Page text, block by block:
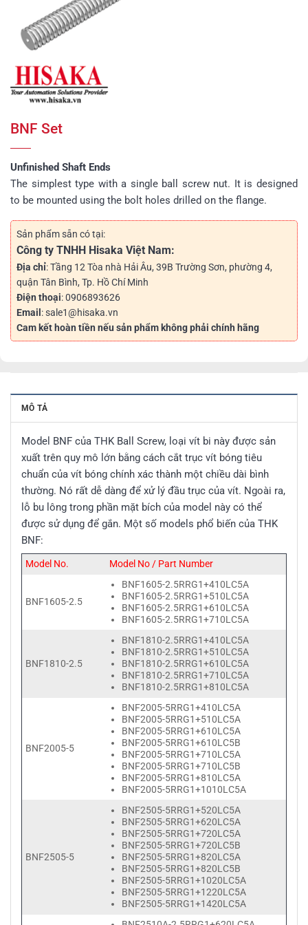
BNF Set
Unfinished Shaft Ends
The simplest type with a single ball screw nut. It is designed
to be mounted using the bolt holes drilled on the flange.
Sản phẩm sẵn có tại:
Công ty TNHH Hisaka Việt Nam:
Địa chỉ: Tầng 12 Tòa nhà Hải Âu, 39B Trường Sơn, phường 4,
quận Tân Bình, Tp. Hồ Chí Minh
Điện thoại: 0906893626
Email : sale1@hisaka.vn
Cam kết hoàn tiền nếu sản phẩm không phải chính hãng
MÔ TẢ
Model BNF của THK Ball Screw, loại vít bi này được sản
xuất trên quy mô lớn bằng cách cắt trục vít bóng tiêu
chuẩn của vít bóng chính xác thành một chiều dài bình
thường. Nó rất dễ dàng để xử lý đầu trục của vít. Ngoài ra,
lỗ bu lông trong phần mặt bích của model này có thể
được sử dụng để gắn. Một số models phổ biến của THK
BNF:
Model No. Model No / Part Number
BNF1605-2.5
BNF1605-2.5RRG1+410LC5A
BNF1605-2.5RRG1+510LC5A
BNF1605-2.5RRG1+610LC5A
BNF1605-2.5RRG1+710LC5A
BNF1810-2.5
BNF1810-2.5RRG1+410LC5A
BNF1810-2.5RRG1+510LC5A
BNF1810-2.5RRG1+610LC5A
BNF1810-2.5RRG1+710LC5A
BNF1810-2.5RRG1+810LC5A
BNF2005-5
BNF2005-5RRG1+410LC5A
BNF2005-5RRG1+510LC5A
BNF2005-5RRG1+610LC5A
BNF2005-5RRG1+610LC5B
BNF2005-5RRG1+710LC5A
BNF2005-5RRG1+710LC5B
BNF2005-5RRG1+810LC5A
BNF2005-5RRG1+1010LC5A
BNF2505-5
BNF2505-5RRG1+520LC5A
BNF2505-5RRG1+620LC5A
BNF2505-5RRG1+720LC5A
BNF2505-5RRG1+720LC5B
BNF2505-5RRG1+820LC5A
BNF2505-5RRG1+820LC5B
BNF2505-5RRG1+1020LC5A
BNF2505-5RRG1+1220LC5A
BNF2505-5RRG1+1420LC5A